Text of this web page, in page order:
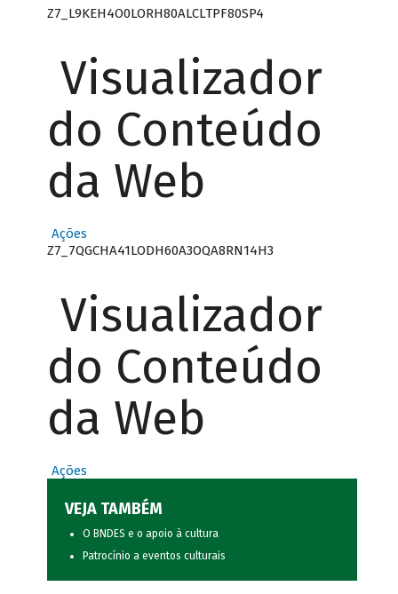
Z7_L9KEH4O0LORH80ALCLTPF80SP4
Visualizador
do Conteúdo
da Web
Ações
Z7_7QGCHA41LODH60A3OQA8RN14H3
Visualizador
do Conteúdo
da Web
Ações
VEJA TAMBÉM
O BNDES e o apoio à cultura
Patrocínio a eventos culturais